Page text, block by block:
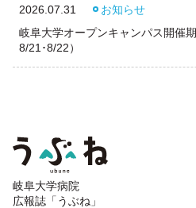
2026.07.31
お知らせ
岐阜大学オープンキャンパス開催
8/21･8/22）
岐阜大学病院
広報誌「うぶね」